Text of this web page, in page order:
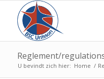
Reglement/
U bevindt zich hier: Home /